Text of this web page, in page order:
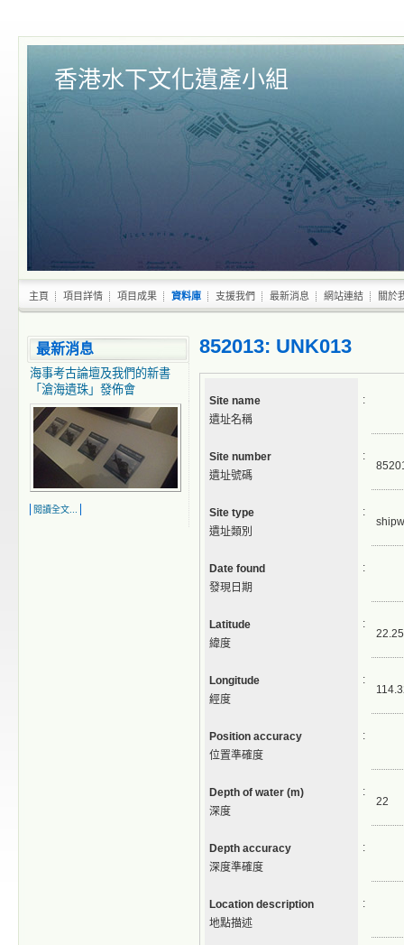
香港水下文化遺產小組
主頁 項目詳情 項目成果 資料庫 支援我們 最新消息 網站連結 關於
最新消息
海事考古論壇及我們的新書
「滄海遺珠」發佈會
閱讀全文...
852013: UNK013
Site name
遺址名稱
:
Site number
遺址號碼
:
Site type
遺址類別
:
Date found
發現日期
:
Latitude
緯度
:
22.25
Longitude
經度
:
Position accuracy
位置準確度
:
Depth of water (m)
深度
:
22
Depth accuracy
深度準確度
:
Location description
地點描述
: